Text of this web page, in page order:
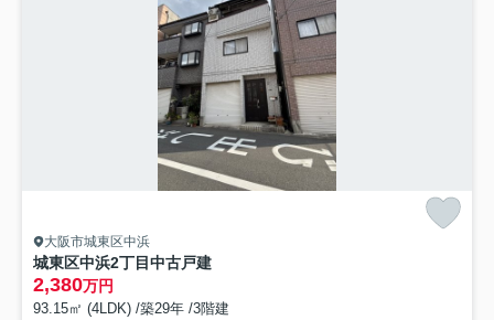
大阪市城東区中浜
城東区中浜2丁目中古戸建
2,380万円
93.15㎡ (4LDK) /築29年 /3階建